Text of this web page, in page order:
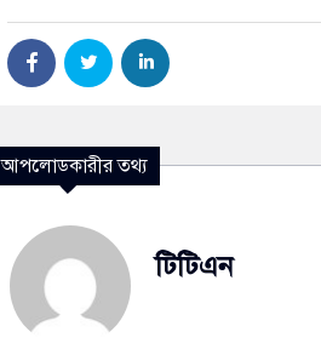
আপলোডকারীর তথ্য
টিটিএন